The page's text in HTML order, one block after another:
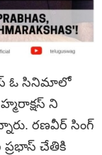
ఓ సినిమాలో
ని
ర‌ణ‌వీర్ సింగ్
చేతికి